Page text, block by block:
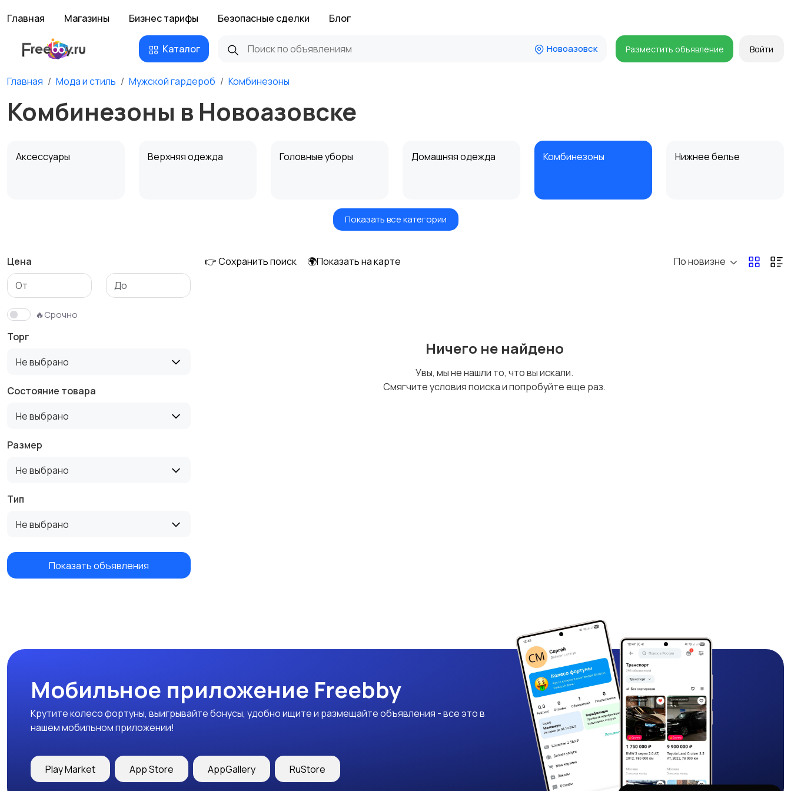
Главная Магазины Бизнес тарифы Безопасные сделки Блог
Каталог Новоазовск Разместить объявление Войти
Главная Мода и стиль Мужской гардероб Комбинезоны
Комбинезоны в Новоазовске
Аксессуары Верхняя одежда Головные уборы Домашняя одежда Комбинезоны Нижнее белье
Свитеры и толстовки
Футболки и поло Штаны и шорты
Показать все категории
Цена
🔥Срочно
Торг
Не выбрано
Состояние товара
Не выбрано
Размер
Не выбрано
Тип
Не выбрано
Показать объявления
👉 Сохранить поиск 🌍Показать на карте По новизне
Ничего не найдено
Увы, мы не нашли то, что вы искали.
Смягчите условия поиска и попробуйте еще раз.
Мобильное приложение Freebby
Крутите колесо фортуны, выигрывайте бонусы, удобно ищите и размещайте объявления - все это в
нашем мобильном приложении!
Play Market App Store AppGallery RuStore